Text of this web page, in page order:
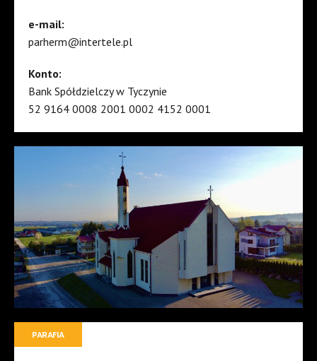
e-mail:
parherm@intertele.pl
Konto:
Bank Spółdzielczy w Tyczynie
52 9164 0008 2001 0002 4152 0001
PARAFIA